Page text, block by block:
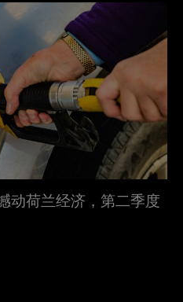
动荷兰经济，第二季度